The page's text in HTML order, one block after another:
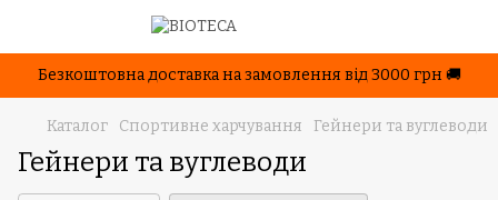
Безкоштовна доставка на замовлення від 3000 грн 🚚
Каталог Спортивне харчування Гейнери та вуглеводи
Гейнери та вуглеводи